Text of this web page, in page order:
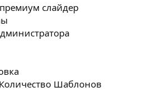
слайдер
Шаблонов